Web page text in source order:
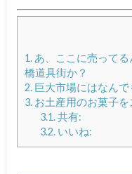
1.あ、ここに売ってる
橋道具街か？
2.巨大市場にはなんで
3.お土産用のお菓子を
3.1.共有:
3.2.いいね: